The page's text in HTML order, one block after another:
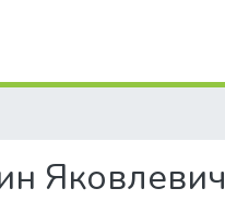
Яковлевич